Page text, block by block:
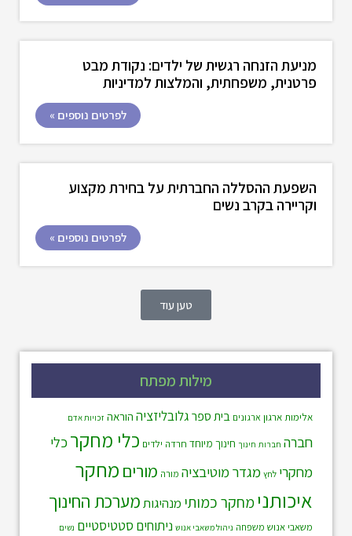
מניעת הזנחה רגשית של ילדים: נקודת מבט
פרטנית, משפחתית, והמלצות למדיניות
לפרטים נוספים »
השפעת ההסללה החברתית על בחירת מקצוע
וקריירה בקרב נשים
לפרטים נוספים »
טען עוד
מילות מפתח
אלימותארגון ארגונים בית ספרגלובליזציה הוראה זכויות אדם
חברה חברות חינוך חינוך מיוחד חרדה ילדים כלי מחקרכלי
מחקרי לחץ מגדר מוטיבציה מורה מורים מחקר
איכותנימחקר כמותי מנהיגותמערכת החינוך
משאבי אנוש משפחה ניהול משאבי אנוש ניתוחים סטטיסטיים נשים